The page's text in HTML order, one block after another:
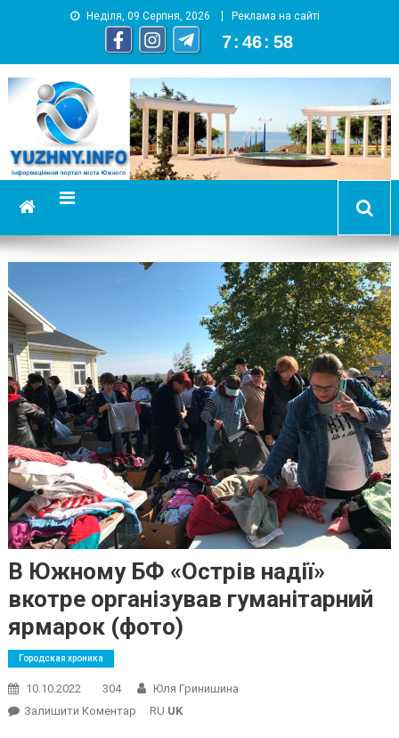
Неділя, 09 Серпня, 2026 Реклама на сайті
7 : 46 : 59
YUZHNY.INFO
информационный портал города Южный
В Южному БФ «Острів надії»
вкотре організував гуманітарний
ярмарок (фото)
Городская хроника
10.10.2022 304
Юля Гринишина
Залишити КоментарOn RU UK